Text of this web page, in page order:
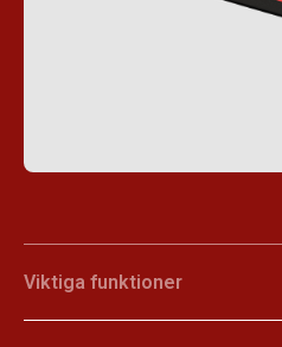
Viktiga funktioner